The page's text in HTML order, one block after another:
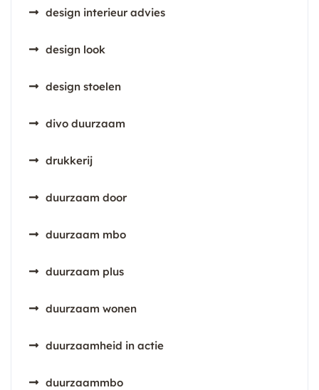
design interieur advies
design look
design stoelen
divo duurzaam
drukkerij
duurzaam door
duurzaam mbo
duurzaam plus
duurzaam wonen
duurzaamheid in actie
duurzaammbo